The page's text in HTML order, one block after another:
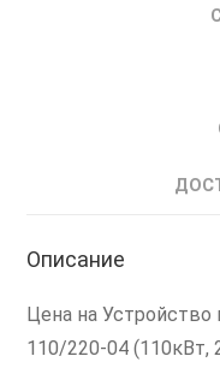
Описание
Цена на Устройство
110/220-04 (110кВт,